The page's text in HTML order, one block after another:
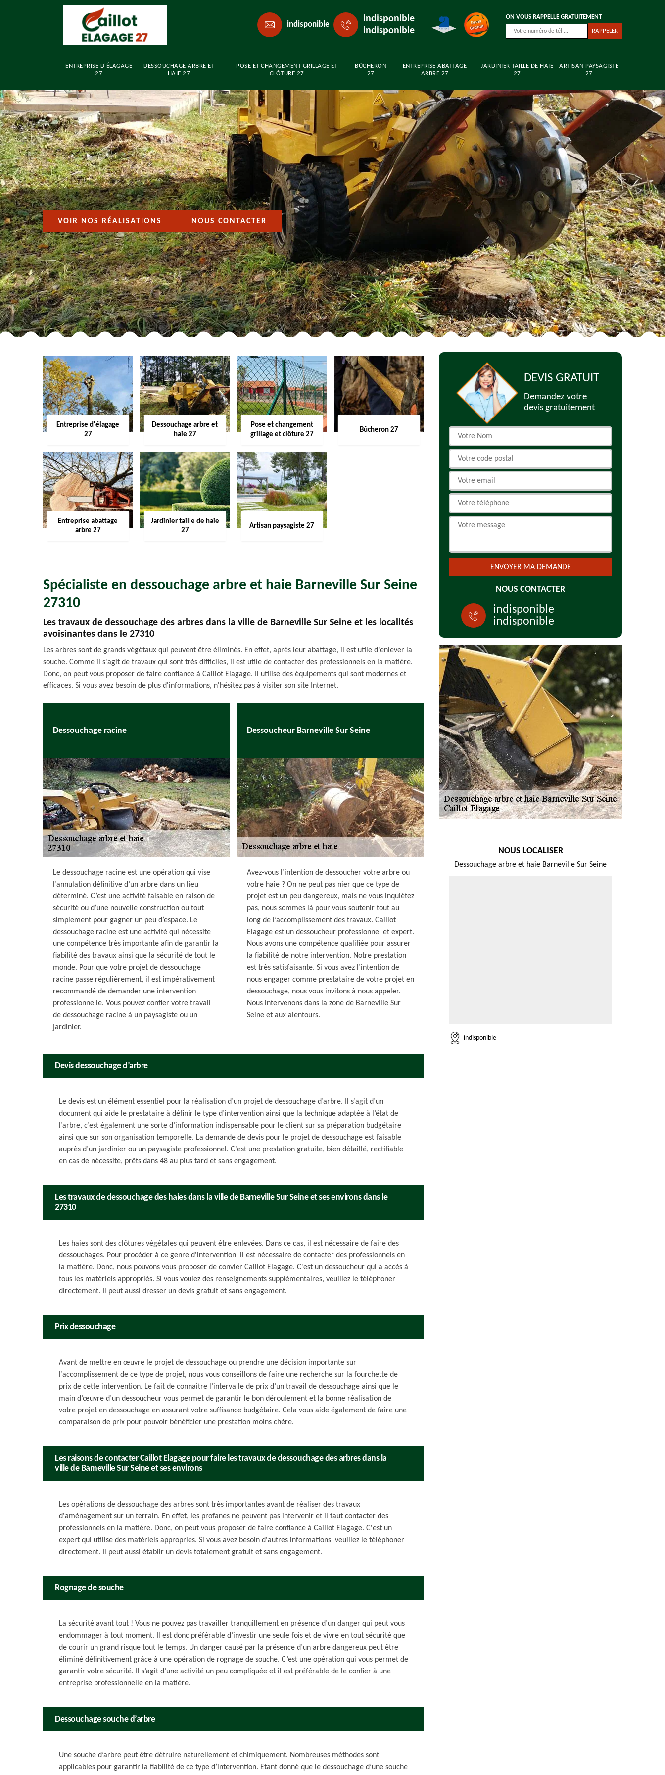
indisponible
indisponible
indisponible
ON VOUS RAPPELLE GRATUITEMENT
ENTREPRISE D'ÉLAGAGE
27
DESSOUCHAGE ARBRE ET
HAIE 27
POSE ET CHANGEMENT GRILLAGE ET
CLÔTURE 27
BÛCHERON
27
ENTREPRISE ABATTAGE
ARBRE 27
JARDINIER TAILLE DE HAIE
27
ARTISAN PAYSAGISTE
27
VOIR NOS RÉALISATIONS NOUS CONTACTER
Entreprise d'élagage
27
Dessouchage arbre et
haie 27
Pose et changement
grillage et clôture 27
Bûcheron 27
Entreprise abattage
arbre 27
Jardinier taille de haie
27
Artisan paysagiste 27
Spécialiste en dessouchage arbre et haie Barneville Sur Seine
27310
Les travaux de dessouchage des arbres dans la ville de Barneville Sur Seine et les localités
avoisinantes dans le 27310
Les arbres sont de grands végétaux qui peuvent être éliminés. En effet, après leur abattage, il est utile d'enlever la
souche. Comme il s'agit de travaux qui sont très difficiles, il est utile de contacter des professionnels en la matière.
Donc, on peut vous proposer de faire confiance à Caillot Elagage. Il utilise des équipements qui sont modernes et
efficaces. Si vous avez besoin de plus d'informations, n'hésitez pas à visiter son site Internet.
Dessouchage racine
Le dessouchage racine est une opération qui vise
l’annulation définitive d’un arbre dans un lieu
déterminé. C’est une activité faisable en raison de
sécurité ou d’une nouvelle construction ou tout
simplement pour gagner un peu d’espace. Le
dessouchage racine est une activité qui nécessite
une compétence très importante afin de garantir la
fiabilité des travaux ainsi que la sécurité de tout le
monde. Pour que votre projet de dessouchage
racine passe régulièrement, il est impérativement
recommandé de demander une intervention
professionnelle. Vous pouvez confier votre travail
de dessouchage racine à un paysagiste ou un
jardinier.
Dessoucheur Barneville Sur Seine
Avez-vous l’intention de dessoucher votre arbre ou
votre haie ? On ne peut pas nier que ce type de
projet est un peu dangereux, mais ne vous inquiétez
pas, nous sommes là pour vous soutenir tout au
long de l’accomplissement des travaux. Caillot
Elagage est un dessoucheur professionnel et expert.
Nous avons une compétence qualifiée pour assurer
la fiabilité de notre intervention. Notre prestation
est très satisfaisante. Si vous avez l’intention de
nous engager comme prestataire de votre projet en
dessouchage, nous vous invitons à nous appeler.
Nous intervenons dans la zone de Barneville Sur
Seine et aux alentours.
Devis dessouchage d’arbre
Le devis est un élément essentiel pour la réalisation d’un projet de dessouchage d’arbre. Il s’agit d’un
document qui aide le prestataire à définir le type d’intervention ainsi que la technique adaptée à l’état de
l’arbre, c’est également une sorte d’information indispensable pour le client sur sa préparation budgétaire
ainsi que sur son organisation temporelle. La demande de devis pour le projet de dessouchage est faisable
auprès d’un jardinier ou un paysagiste professionnel. C’est une prestation gratuite, bien détaillé, rectifiable
en cas de nécessite, prêts dans 48 au plus tard et sans engagement.
Les travaux de dessouchage des haies dans la ville de Barneville Sur Seine et ses environs dans le
27310
Les haies sont des clôtures végétales qui peuvent être enlevées. Dans ce cas, il est nécessaire de faire des
dessouchages. Pour procéder à ce genre d'intervention, il est nécessaire de contacter des professionnels en
la matière. Donc, nous pouvons vous proposer de convier Caillot Elagage. C'est un dessoucheur qui a accès à
tous les matériels appropriés. Si vous voulez des renseignements supplémentaires, veuillez le téléphoner
directement. Il peut aussi dresser un devis gratuit et sans engagement.
Prix dessouchage
Avant de mettre en œuvre le projet de dessouchage ou prendre une décision importante sur
l’accomplissement de ce type de projet, nous vous conseillons de faire une recherche sur la fourchette de
prix de cette intervention. Le fait de connaitre l’intervalle de prix d’un travail de dessouchage ainsi que le
main d’œuvre d’un dessoucheur vous permet de garantir le bon déroulement et la bonne réalisation de
votre projet en dessouchage en assurant votre suffisance budgétaire. Cela vous aide également de faire une
comparaison de prix pour pouvoir bénéficier une prestation moins chère.
Les raisons de contacter Caillot Elagage pour faire les travaux de dessouchage des arbres dans la
ville de Barneville Sur Seine et ses environs
Les opérations de dessouchage des arbres sont très importantes avant de réaliser des travaux
d'aménagement sur un terrain. En effet, les profanes ne peuvent pas intervenir et il faut contacter des
professionnels en la matière. Donc, on peut vous proposer de faire confiance à Caillot Elagage. C'est un
expert qui utilise des matériels appropriés. Si vous avez besoin d'autres informations, veuillez le téléphoner
directement. Il peut aussi établir un devis totalement gratuit et sans engagement.
Rognage de souche
La sécurité avant tout ! Vous ne pouvez pas travailler tranquillement en présence d’un danger qui peut vous
endommager à tout moment. Il est donc préférable d’investir une seule fois et de vivre en tout sécurité que
de courir un grand risque tout le temps. Un danger causé par la présence d’un arbre dangereux peut être
éliminé définitivement grâce à une opération de rognage de souche. C’est une opération qui vous permet de
garantir votre sécurité. Il s’agit d’une activité un peu compliquée et il est préférable de le confier à une
entreprise professionnelle en la matière.
Dessouchage souche d’arbre
Une souche d’arbre peut être détruire naturellement et chimiquement. Nombreuses méthodes sont
applicables pour garantir la fiabilité de ce type d’intervention. Etant donné que le dessouchage d’une souche
DEVIS GRATUIT
Demandez votre
devis gratuitement
NOUS CONTACTER
indisponible
indisponible
NOUS LOCALISER
Dessouchage arbre et haie Barneville Sur Seine
indisponible